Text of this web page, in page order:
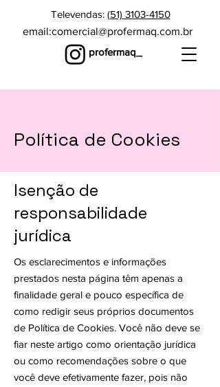
Televendas: (51) 3103-4150
email:comercial@profermaq.com.br
profermaq_
Política de Cookies
Isenção de
responsabilidade
jurídica
Os esclarecimentos e informações
prestados nesta página têm apenas a
finalidade geral e pouco específica de
como redigir seus próprios documentos
de Política de Cookies. Você não deve se
fiar neste artigo como orientação jurídica
ou como recomendações sobre o que
você deve efetivamente fazer, pois não